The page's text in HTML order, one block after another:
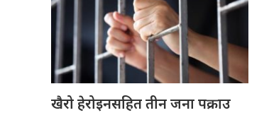
खैरो हेरोइनसहित तीन जना पक्राउ